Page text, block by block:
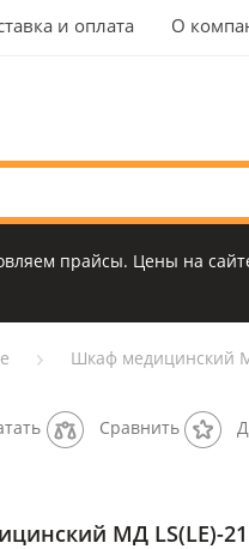
и оплата О
прайсы. Цены на
Шкаф медицинский
Сравнить
МД LS(LE)-21